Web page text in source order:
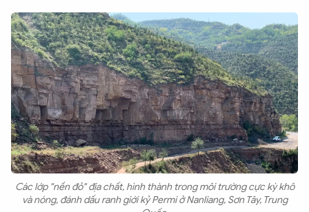
Các lớp "nền đỏ" địa chất, hình thành trong môi trường cực kỳ khô
và nóng, đánh dấu ranh giới kỷ Permi ở Nanliang, Sơn Tây, Trung